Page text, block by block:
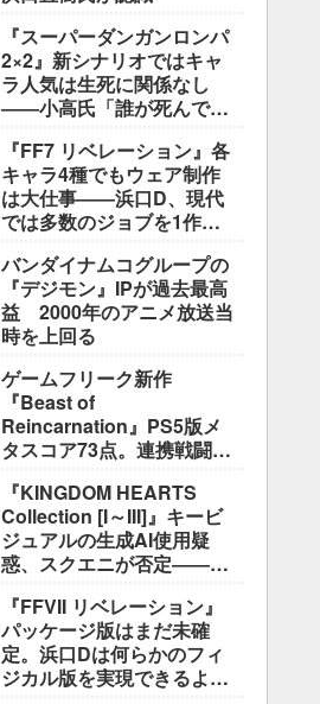
『スーパーダンガンロンパ
2×2』新シナリオではキャ
ラ人気は生死に関係なし
――小高氏「誰が死んでも
で」
『FF7 リベレーション』各
キャラ4種でもウェア制作
は大仕事――浜口D、現代
では多数のジョブを1作に
説明
バンダイナムコグループの
『デジモン』IPが過去最高
益 2000年のアニメ放送当
時を上回る
ゲームフリーク新作
『Beast of
Reincarnation』PS5版メ
タスコア73点。連携戦闘は
き”には不満
『KINGDOM HEARTS
Collection [I～III]』キービ
ジュアルの生成AI使用疑
惑、スクエニが否定――不
ス」
『FFVII リベレーション』
パッケージ版はまだ未確
定。浜口Dは何らかのフィ
ジカル版を実現できるよう